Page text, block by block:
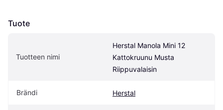
Tuote
Tuotteen nimi
Herstal Manola Mini 12
Kattokruunu Musta
Riippuvalaisin
Brändi Herstal